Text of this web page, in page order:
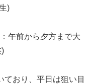
)
午前から夕方まで大
)
ており、平日は狙い目